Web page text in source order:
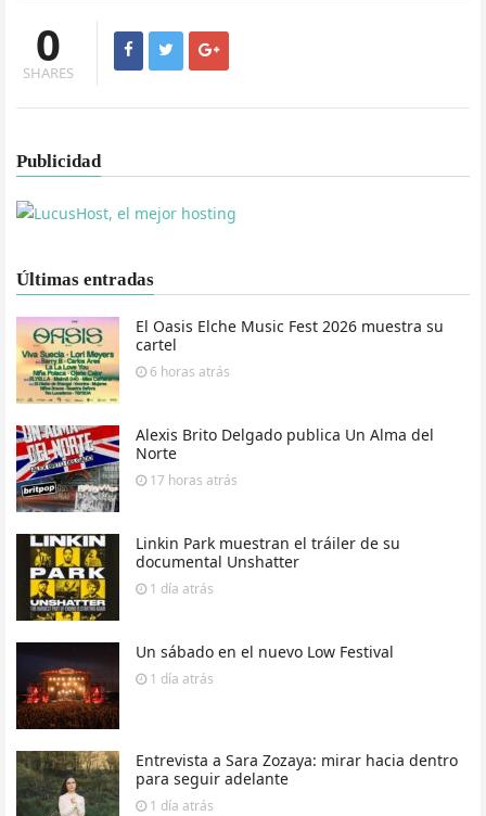
0
SHARES
Publicidad
Últimas entradas
El Oasis Elche Music Fest 2026 muestra su
cartel
6 horas atrás
Alexis Brito Delgado publica Un Alma del
Norte
17 horas atrás
Linkin Park muestran el tráiler de su
documental Unshatter
1 día atrás
Un sábado en el nuevo Low Festival
1 día atrás
Entrevista a Sara Zozaya: mirar hacia dentro
para seguir adelante
1 día atrás